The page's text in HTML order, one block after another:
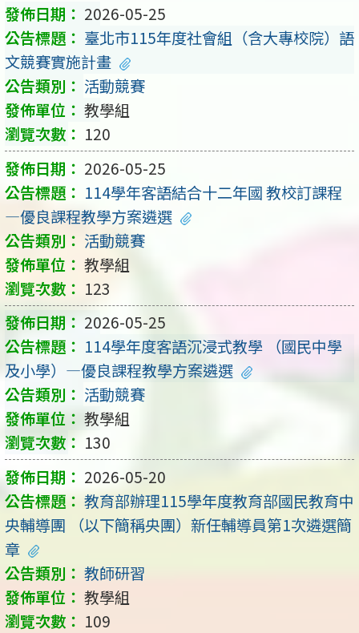
2026-05-25
臺北市115年度社會組（含大專校院）語
文競賽實施計畫
活動競賽
教學組
120
2026-05-25
114學年客語結合十二年國 教校訂課程
—優良課程教學方案遴選
活動競賽
教學組
123
2026-05-25
114學年度客語沉浸式教學 （國民中學
及小學）—優良課程教學方案遴選
活動競賽
教學組
130
2026-05-20
教育部辦理115學年度教育部國民教育中
央輔導團 （以下簡稱央團）新任輔導員第1次遴選簡
章
教師研習
教學組
109